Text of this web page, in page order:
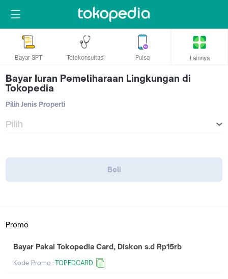
Bayar SPT Telekonsultasi Pulsa Lainnya
Bayar Iuran Pemeliharaan Lingkungan di
Tokopedia
Pilih Jenis Properti
Beli
Promo
Bayar Pakai Tokopedia Card, Diskon s.d Rp15rb
Kode Promo :TOPEDCARD